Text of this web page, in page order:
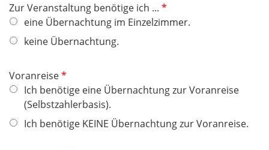
Zur Veranstaltung benötige ich ... P
f
t
e
eine Übernachtung im Einzelzimmer.
keine Übernachtung.
VoranreiseP
f
l
i
Ich benötige eine Übernachtung zur Voranreise
(Selbstzahlerbasis).
Ich benötige KEINE Übernachtung zur Voranreise.